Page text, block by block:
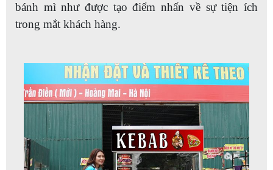
bánh mì như được tạo điểm nhấn về sự tiện ích
trong mắt khách hàng.